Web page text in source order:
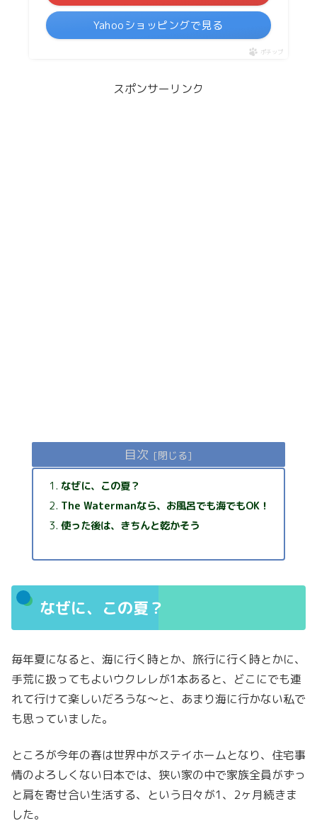
Yahooショッピングで見る
ポチップ
スポンサーリンク
目次
なぜに、この夏？
The Watermanなら、お風呂でも海でもOK！
使った後は、きちんと乾かそう
なぜに、この夏？
毎年夏になると、海に行く時とか、旅行に行く時とかに、
手荒に扱ってもよいウクレレが1本あると、どこにでも連
れて行けて楽しいだろうな〜と、あまり海に行かない私で
も思っていました。
ところが今年の春は世界中がステイホームとなり、住宅事
情のよろしくない日本では、狭い家の中で家族全員がずっ
と肩を寄せ合い生活する、という日々が1、2ヶ月続きま
した。